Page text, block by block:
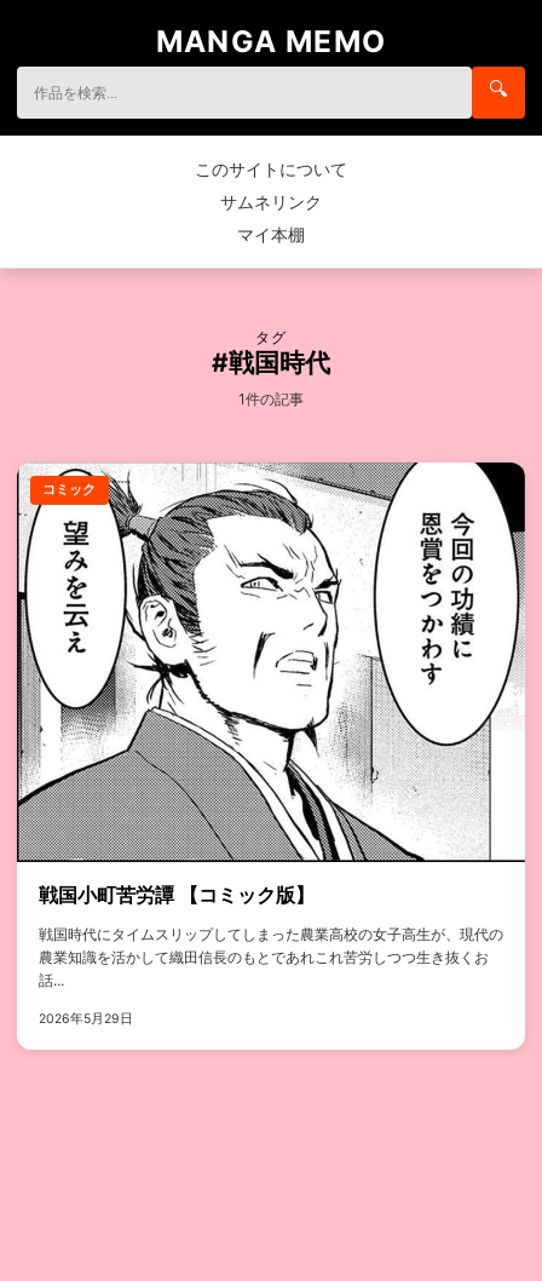
MANGA MEMO
🔍
このサイトについて
サムネリンク
マイ本棚
タグ
#戦国時代
1件の記事
コミック
戦国小町苦労譚 【コミック版】
戦国時代にタイムスリップしてしまった農業高校の女子高生が、現代の
農業知識を活かして織田信長のもとであれこれ苦労しつつ生き抜くお
話...
2026年5月29日